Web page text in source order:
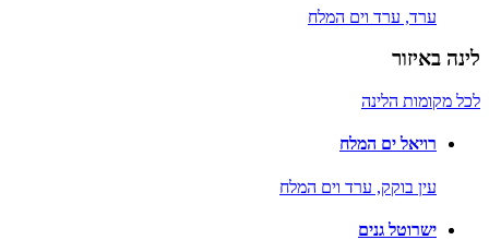
ערד, ערד וים המלח
לינה באיזור
לכל מקומות הלינה
רויאל ים המלח
עין בוקק, ערד וים המלח
ישרוטל גנים